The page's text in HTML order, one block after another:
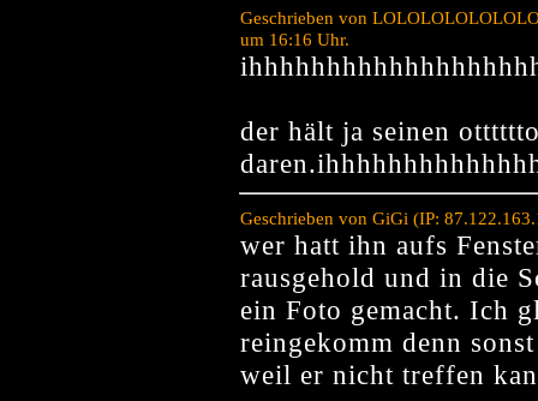
Geschrieben von
um 16:16 Uhr.
der hält ja seinen
Geschrieben von GiGi (IP:
wer hatt ihn aufs
rausgehold und in die
ein Foto gemacht. Ich
reingekomm denn
weil er nicht treffen